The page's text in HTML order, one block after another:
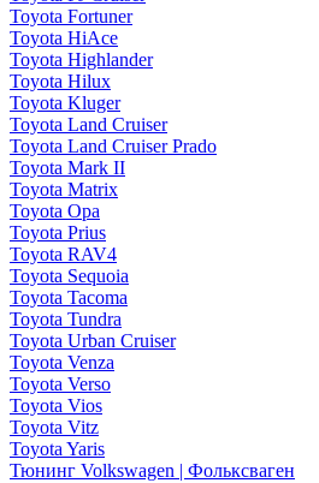
Toyota Fortuner
Toyota HiAce
Toyota Highlander
Toyota Hilux
Toyota Kluger
Toyota Land Cruiser
Toyota Land Cruiser Prado
Toyota Mark II
Toyota Matrix
Toyota Opa
Toyota Prius
Toyota RAV4
Toyota Sequoia
Toyota Tacoma
Toyota Tundra
Toyota Urban Cruiser
Toyota Venza
Toyota Verso
Toyota Vios
Toyota Vitz
Toyota Yaris
Тюнинг Volkswagen | Фольксваген